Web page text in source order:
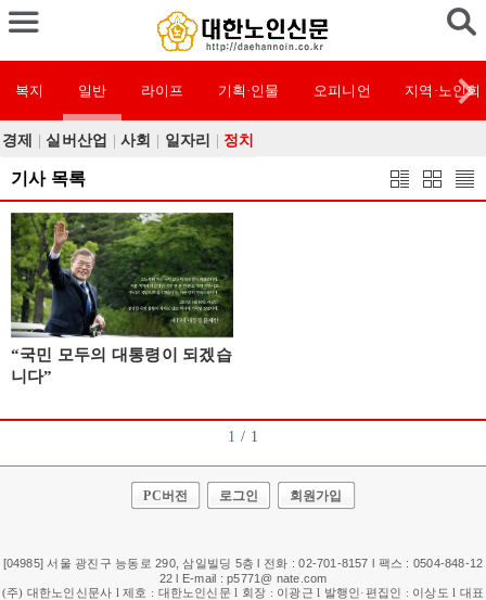
복지 일반 라이프 기획·인물 오피니언 지역·노인회
경제 실버산업 사회 일자리 정치
기사 목록
“국민 모두의 대통령이 되겠습
니다”
1 / 1
PC버전 로그인 회원가입
[04985] 서울 광진구 능동로 290, 삼일빌딩 5층 l 전화 : 02-701-8157 l 팩스 : 0504-848-12
22 l E-mail : p5771@ nate.com
(주) 대한노인신문사 l 제호 : 대한노인신문 l 회장 : 이광근 l 발행인·편집인 : 이상도 l 대표